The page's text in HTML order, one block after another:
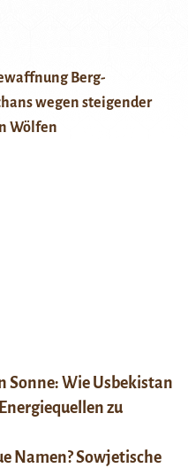
Berg-
wegen steigender
Wölfen
Sonne: Wie Usbekistan
zu
Namen? Sowjetische